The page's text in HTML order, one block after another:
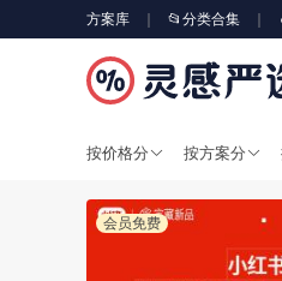
方案库 📂分类合集
按价格分 按方案分
会员免费